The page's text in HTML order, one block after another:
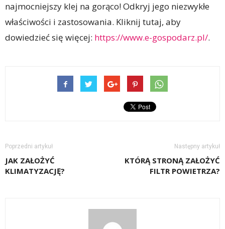
najmocniejszy klej na gorąco! Odkryj jego niezwykłe
właściwości i zastosowania. Kliknij tutaj, aby
dowiedzieć się więcej: https://www.e-gospodarz.pl/.
Poprzedni artykuł
JAK ZAŁOŻYĆ
KLIMATYZACJĘ?
Następny artykuł
KTÓRĄ STRONĄ ZAŁOŻYĆ
FILTR POWIETRZA?